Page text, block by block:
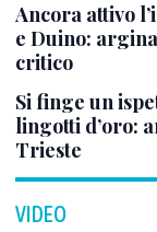
Ancora attivo
e Duino:
critico
Si finge un
lingotti d’oro:
Trieste
VIDEO